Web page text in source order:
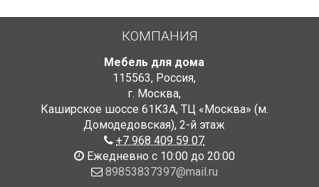
КОМПАНИЯ
Мебель для дома
115563, Россия,
г. Москва,
Каширское шоссе 61К3А, ТЦ «Москва» (м.
Домодедовская), 2-й этаж
+7 968 409 59 07
Ежедневно с 10:00 до 20:00
89853837397@mail.ru